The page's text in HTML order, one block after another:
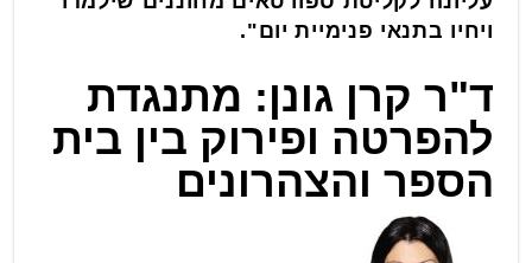
ויחיו בתנאי פנימיית יום".
ד"ר קרן גונן: מתנגדת
להפרטה ופירוק בין בית
הספר והצהרונים